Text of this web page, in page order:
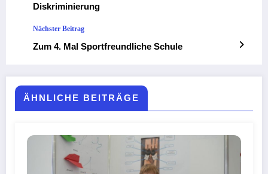
Diskriminierung
Nächster Beitrag
Zum 4. Mal Sportfreundliche Schule
ÄHNLICHE BEITRÄGE